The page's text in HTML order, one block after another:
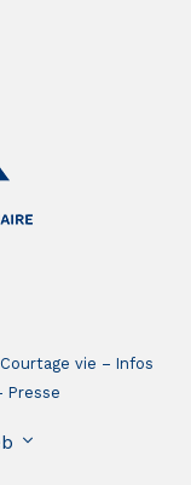
Courtage vie
Infos
Presse